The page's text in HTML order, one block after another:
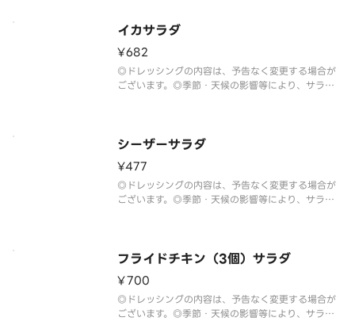
イカサラダ
¥682
◎ドレッシングの内容は、予告なく変更する場合が
ございます。◎季節・天候の影響等により、サラダ
シーザーサラダ
¥477
◎ドレッシングの内容は、予告なく変更する場合が
ございます。◎季節・天候の影響等により、サラダ
フライドチキン（3個）サラダ
¥700
◎ドレッシングの内容は、予告なく変更する場合が
ございます。◎季節・天候の影響等により、サラダ